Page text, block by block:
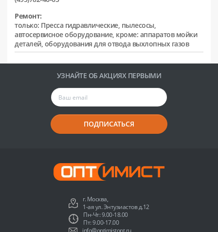
Ремонт:
только: Пресса гидравлические, пылесосы,
автосервисное оборудование, кроме: аппаратов мойки
деталей, оборудования для отвода выхлопных газов
УЗНАЙТЕ ОБ АКЦИЯХ ПЕРВЫМИ
ПОДПИСАТЬСЯ
г. Москва,
1-ая ул. Энтузиастов д.12
Пн-Чт: 9.00-18.00
Пт: 9.00-17.00
info@optimistopt.ru